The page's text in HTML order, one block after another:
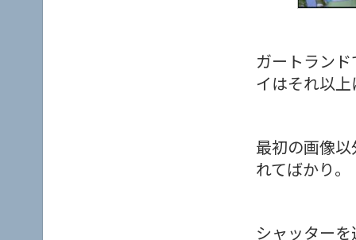
ガートラン
イはそれ以
最初の画像
れてばかり。
シャッター